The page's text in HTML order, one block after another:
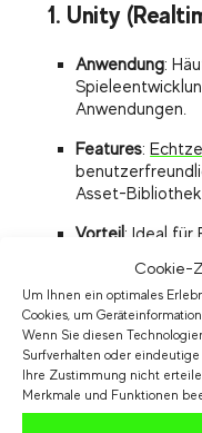
Cookie-
Um Ihnen ein optimales
Cookies, um
Wenn Sie diesen
Surfverhalten oder
Ihre Zustimmung nicht
Merkmale und Funktionen
1. Unity
Anwendung:
Anwendungen.
Features:
Asset-Bibliothek.
Vorteil: Ideal für
2. Unreal
Anwendung:
und immersive